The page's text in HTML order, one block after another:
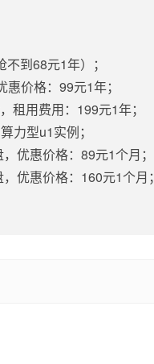
到68元1年）；
价格：99元1年；
租用费用：199元1年；
力型u1实例；
优惠价格：89元1个月；
优惠价格：160元1个月；